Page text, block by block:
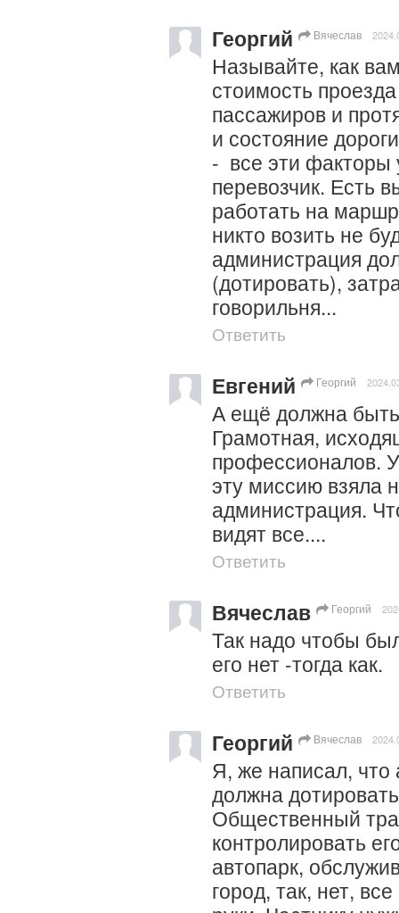
Георгий Вячеслав
Называйте, как
стоимость
пассажиров и
и состояние
-  все эти факторы
перевозчик. Есть
работать на
никто возить не
администрация
(дотировать),
говорильня...
Ответить
Евгений Георгий
А ещё должна быть
Грамотная,
профессионалов.
эту миссию взяла
администрация.
видят все....
Ответить
Вячеслав Георгий
Так надо чтобы
его нет -тогда как.
Ответить
Георгий Вячеслав
Я, же написал,
должна
Общественный
контролировать
автопарк,
город, так, нет,